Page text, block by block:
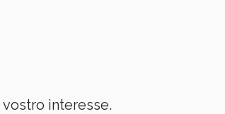
interesse.